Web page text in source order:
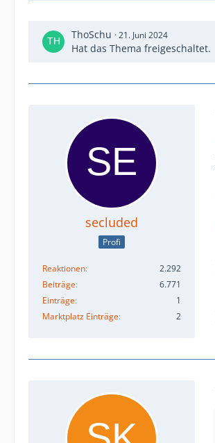
ThoSchu 21. Juni 2024
Hat das Thema freigeschaltet.
secluded
Profi
Reaktionen
2.292
Beiträge
6.771
Einträge
1
Marktplatz Einträge
2